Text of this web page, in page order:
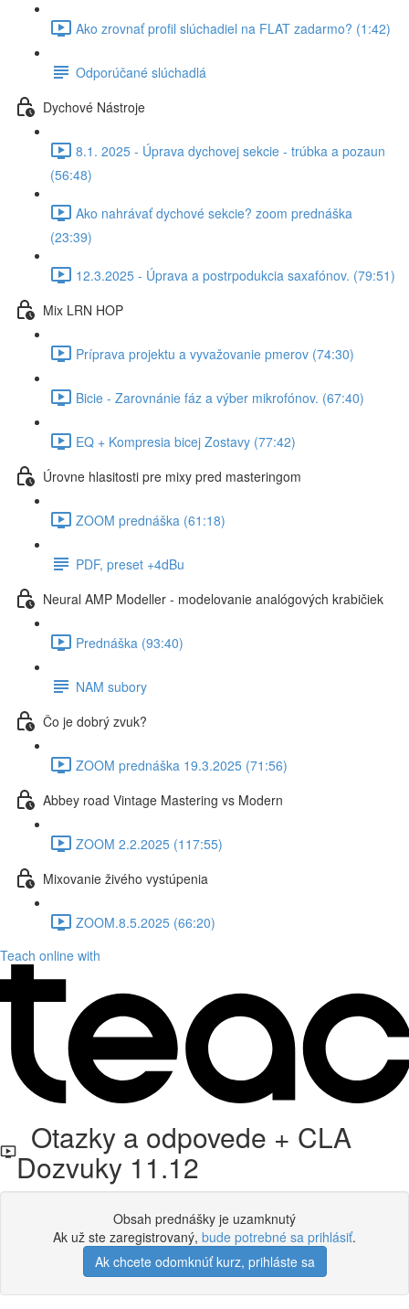
Ako zrovnať profil slúchadiel na FLAT zadarmo? (1:42)
Odporúčané slúchadlá
Dychové Nástroje
8.1. 2025 - Úprava dychovej sekcie - trúbka a pozaun
(56:48)
Ako nahrávať dychové sekcie? zoom prednáška
(23:39)
12.3.2025 - Úprava a postrpodukcia saxafónov. (79:51)
Mix LRN HOP
Príprava projektu a vyvažovanie pmerov (74:30)
Bicie - Zarovnánie fáz a výber mikrofónov. (67:40)
EQ + Kompresia bicej Zostavy (77:42)
Úrovne hlasitosti pre mixy pred masteringom
ZOOM prednáška (61:18)
PDF, preset +4dBu
Neural AMP Modeller - modelovanie analógových krabičiek
Prednáška (93:40)
NAM subory
Čo je dobrý zvuk?
ZOOM prednáška 19.3.2025 (71:56)
Abbey road Vintage Mastering vs Modern
ZOOM 2.2.2025 (117:55)
Mixovanie živého vystúpenia
ZOOM.8.5.2025 (66:20)
Teach online with
Otazky a odpovede + CLA
Dozvuky 11.12
Obsah prednášky je uzamknutý
Ak už ste zaregistrovaný, bude potrebné sa prihlásiť.
Ak chcete odomknúť kurz, prihláste sa